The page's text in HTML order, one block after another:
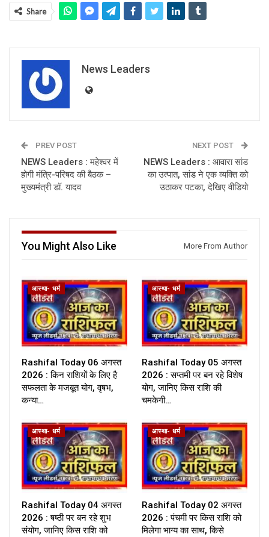
Share
News Leaders
PREV POST
NEWS Leaders : महेश्वर में
होगी मंत्रि-परिषद की बैठक –
मुख्यमंत्री डॉ. यादव
NEXT POST
NEWS Leaders : आवारा सांड
का उत्पात, सांड ने एक व्यक्ति को
उठाकर पटका, देखिए वीडियो
You Might Also Like More From Author
आस्था- धर्म
Rashifal Today 06 अगस्त
2026 : किन राशियों के लिए है
सफलता के मजबूत योग, वृषभ,
कन्या…
आस्था- धर्म
Rashifal Today 05 अगस्त
2026 : सप्तमी पर बन रहे विशेष
योग, जानिए किस राशि की
चमकेगी…
आस्था- धर्म
Rashifal Today 04 अगस्त
2026 : षष्ठी पर बन रहे शुभ
संयोग, जानिए किस राशि को
आस्था- धर्म
Rashifal Today 02 अगस्त
2026 : पंचमी पर किस राशि को
मिलेगा भाग्य का साथ, किसे